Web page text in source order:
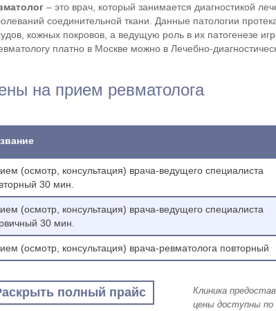
– это врач, который занимается диагностикой
соединительной ткани. Данные патологии
кожных покровов, а ведущую роль в их патогенезе
платно в Москве можно в Лечебно-
на прием ревматолога
(осмотр, консультация) врача-ведущего специалиста
30 мин.
(осмотр, консультация) врача-ведущего специалиста
30 мин.
(осмотр, консультация) врача-ревматолога повторный
полный прайс Клиника
цены доступны по